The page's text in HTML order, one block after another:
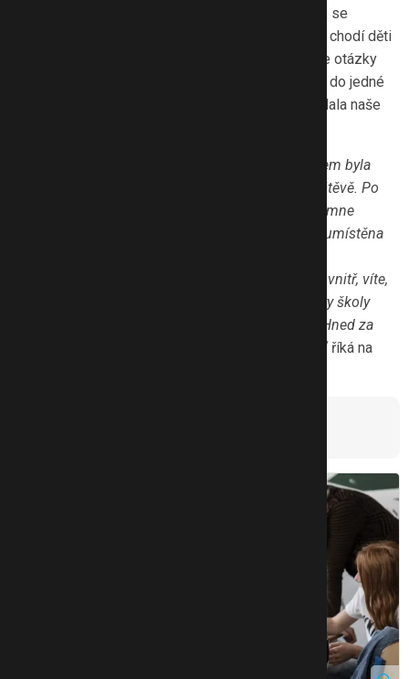
myslíme jinou než státní školu, nemusí být extrém, se
přesvědčíte ve ScioŠkolách. Říci, že do ScioŠkoly chodí děti
rády, je velmi jednoduché a je jasné, že to vzbuzuje otázky
o pravdivosti tohoto tvrzení. Přijali jsme pozvání a do jedné
takové školy, sídlící v Praze na Stodůlkách, se vydala naše
„Už komunikace s panem ředitelem Lukášem Rakem byla
velmi příjemná. Snadno jsme se domluvili na návštěvě. Po
počátečním bloudění jsme se setkali a pan ředitel mne
přivítal ve „své“ škole. ScioŠkola ve Stodůlkách je umístěna
supermarket, restaurace… Ale jakmile se ocitnete uvnitř, víte,
že jste na místě s pohodovou atmosférou. Prostory školy
jsou sice netypické, ale rozhodně velmi přívětivé. Hned za
dveřmi si říkám, že do týhle školy chci chodit taky,“říká na